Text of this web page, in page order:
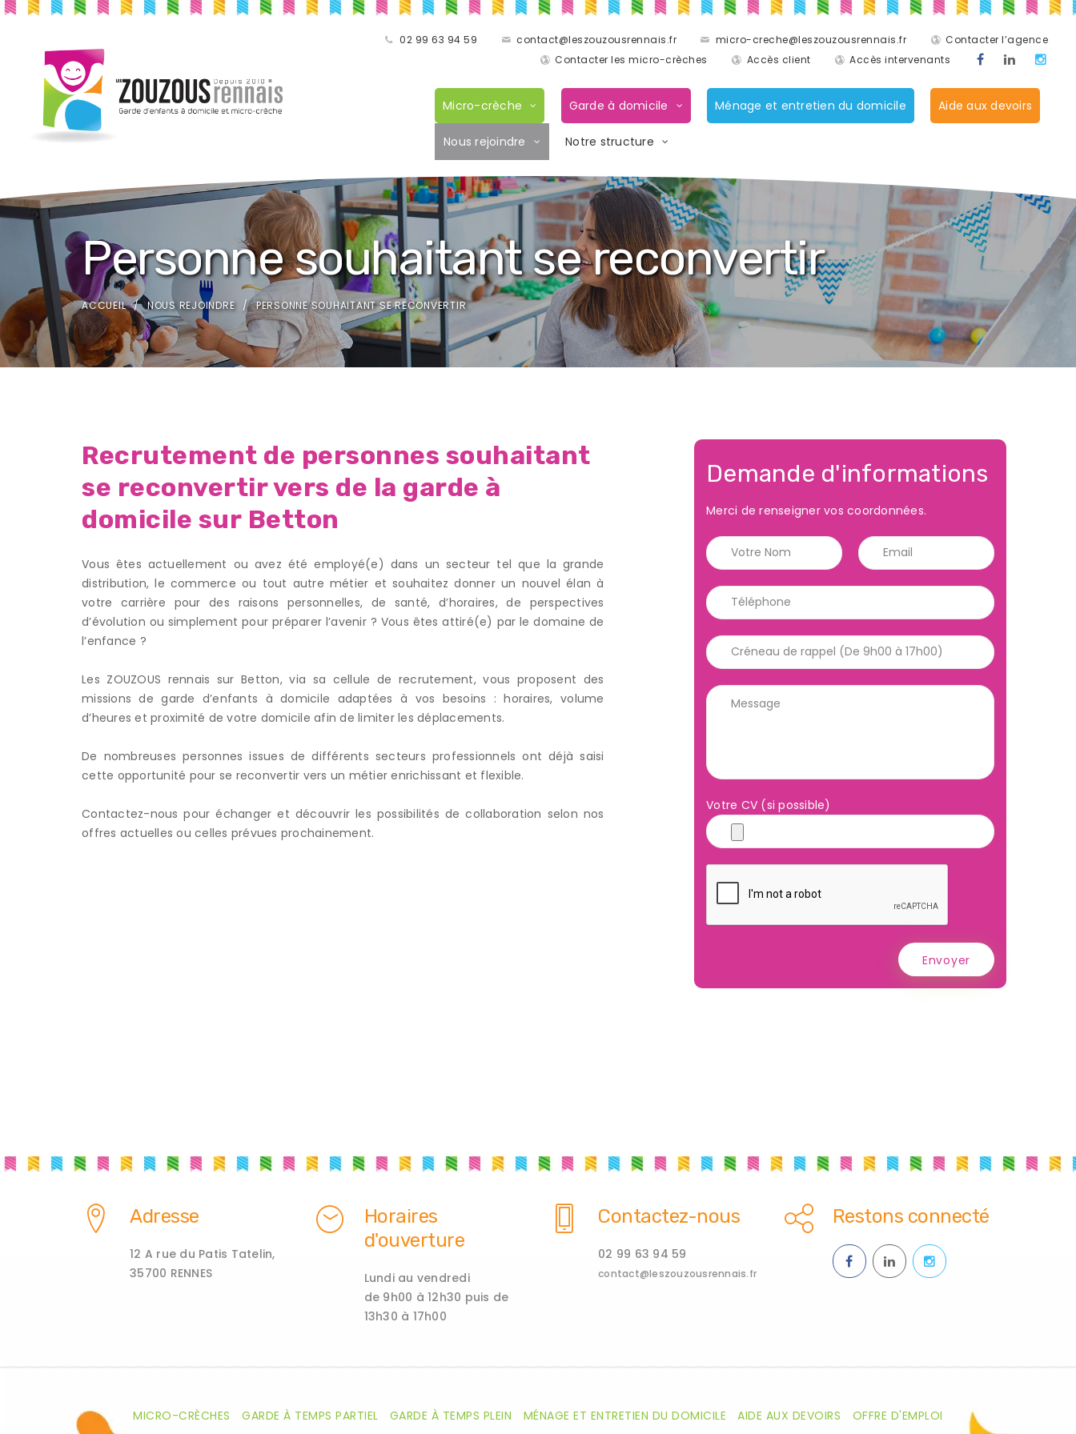
02 99 63 94 59 contact@leszouzousrennais.fr micro-creche@leszouzousrennais.fr
Contacter l’agence
Contacter les micro-crèches
Accès client Accès intervenants
Micro-crèche Garde à domicile Ménage et entretien du domicile Aide aux devoirs
Nous rejoindre Notre structure
Personne souhaitant se reconvertir
ACCUEIL NOUS REJOINDRE PERSONNE SOUHAITANT SE RECONVERTIR
Recrutement de personnes souhaitant
se reconvertir vers de la garde à
domicile sur Betton
Vous êtes actuellement ou avez été employé(e) dans un secteur tel que la grande
distribution, le commerce ou tout autre métier et souhaitez donner un nouvel élan à
votre carrière pour des raisons personnelles, de santé, d’horaires, de perspectives
d’évolution ou simplement pour préparer l’avenir ? Vous êtes attiré(e) par le domaine de
l’enfance ?
Les ZOUZOUS rennais sur Betton, via sa cellule de recrutement, vous proposent des
missions de garde d’enfants à domicile adaptées à vos besoins : horaires, volume
d’heures et proximité de votre domicile afin de limiter les déplacements.
De nombreuses personnes issues de différents secteurs professionnels ont déjà saisi
cette opportunité pour se reconvertir vers un métier enrichissant et flexible.
Contactez-nous pour échanger et découvrir les possibilités de collaboration selon nos
offres actuelles ou celles prévues prochainement.
Demande d'informations
Merci de renseigner vos coordonnées.
Votre CV (si possible)
Envoyer
Adresse
12 A rue du Patis Tatelin,
35700 RENNES
Horaires
d'ouverture
Lundi au vendredi
de 9h00 à 12h30 puis de
13h30 à 17h00
Contactez-nous
02 99 63 94 59
contact@leszouzousrennais.fr
Restons connecté
MICRO-CRÈCHES GARDE À TEMPS PARTIEL GARDE À TEMPS PLEIN MÉNAGE ET ENTRETIEN DU DOMICILE AIDE AUX DEVOIRS OFFRE D'EMPLOI